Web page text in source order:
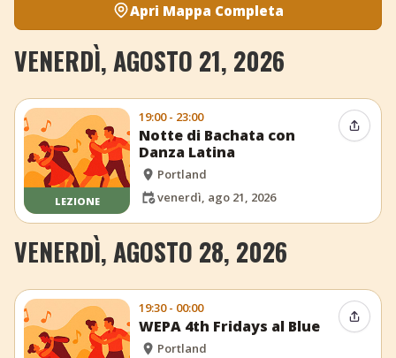
Apri Mappa Completa
VENERDÌ, AGOSTO 21, 2026
LEZIONE
19:00 - 23:00
Notte di Bachata con
Danza Latina
Portland
venerdì, ago 21, 2026
VENERDÌ, AGOSTO 28, 2026
19:30 - 00:00
WEPA 4th Fridays al Blue
Portland